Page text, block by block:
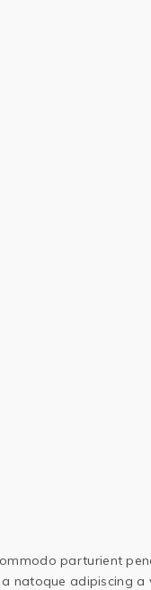
parturient
natoque adipiscing